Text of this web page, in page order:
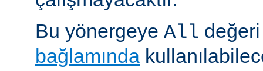
Bu yönergeye All
bağlamında